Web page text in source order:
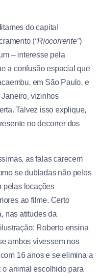
do capital
(“Riocorrente”)
– interesse pela
a confusão espacial que
em São Paulo, e
vizinhos
Talvez isso explique,
no decorrer dos
as falas carecem
se dubladas não pelos
pelas locações
ao filme. Certo
nas atitudes da
Roberto ensina
ambos vivessem nos
16 anos e se elimina a
o animal escolhido para